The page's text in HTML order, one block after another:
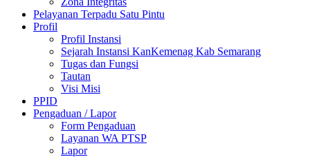
Pelayanan Terpadu Satu Pintu
Profil
Profil Instansi
Sejarah Instansi KanKemenag Kab Semarang
Tugas dan Fungsi
Tautan
Visi Misi
PPID
Pengaduan / Lapor
Form Pengaduan
Layanan WA PTSP
Lapor